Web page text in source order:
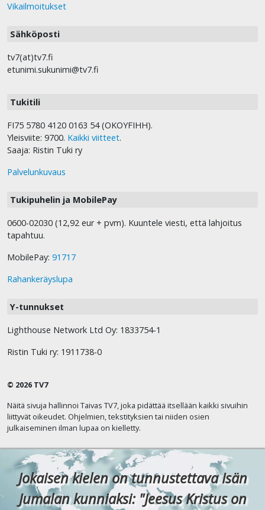
Vikailmoitukset
Sähköposti
tv7(at)tv7.fi
etunimi.sukunimi@tv7.fi
Tukitili
FI75 5780 4120 0163 54 (OKOYFIHH).
Yleisviite: 9700. Kaikki viitteet.
Saaja: Ristin Tuki ry
Palvelunkuvaus
Tukipuhelin ja MobilePay
0600-02030 (12,92 eur + pvm). Kuuntele viesti, että lahjoitus
tapahtuu.
MobilePay: 91717
Rahankeräyslupa
Y-tunnukset
Lighthouse Network Ltd Oy: 1833754-1
Ristin Tuki ry: 1911738-0
© 2026 TV7
Näitä sivuja hallinnoi Taivas TV7, joka pidättää itsellään kaikki sivuihin
liittyvät oikeudet. Ohjelmien, tekstityksien tai niiden osien
julkaiseminen ilman lupaa on kielletty.
Jokaisen kielen on tunnustettava Isän
Jumalan kunniaksi: "Jeesus Kristus on